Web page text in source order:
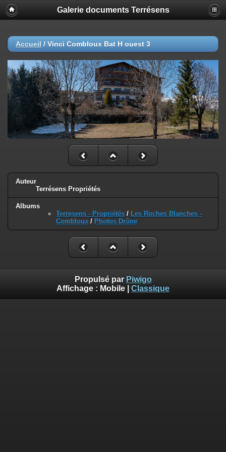
Galerie documents Terrésens
Accueil / Vinci Combloux Bat H ouest 3
Auteur
Terrésens Propriétés
Albums
Terresens - Propriétés / Les Roches Blanches -
Combloux / Photos Drône
Propulsé par Piwigo
Affichage : Mobile Classique